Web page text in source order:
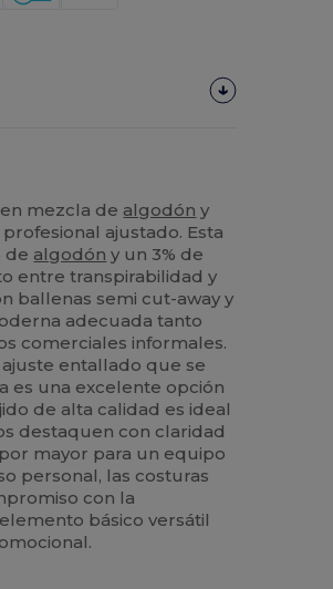
mezcla de algodón y
ajustado. Esta
de algodón y un 3% de
entre transpirabilidad y
ballenas semi cut-away y
adecuada tanto
comerciales informales.
entallado que se
es una excelente opción
de alta calidad es ideal
destaquen con claridad
mayor para un equipo
personal, las costuras
con la
básico versátil